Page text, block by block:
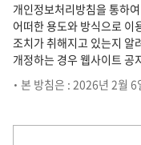
개인정보처리방침을 통하
어떠한 용도와 방식으로 이
조치가 취해지고 있는지 알
개정하는 경우 웹사이트 공
• 본 방침은 : 2026년 2월